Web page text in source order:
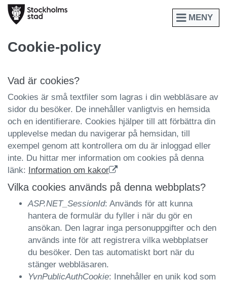
MENY
Cookie-policy
Vad är cookies?
Cookies är små textfiler som lagras i din webbläsare av
sidor du besöker. De innehåller vanligtvis en hemsida
och en identifierare. Cookies hjälper till att förbättra din
upplevelse medan du navigerar på hemsidan, till
exempel genom att kontrollera om du är inloggad eller
inte. Du hittar mer information om cookies på denna
länk: Information om kakor
Vilka cookies används på denna webbplats?
ASP.NET_SessionId: Används för att kunna
hantera de formulär du fyller i när du gör en
ansökan. Den lagrar inga personuppgifter och den
används inte för att registrera vilka webbplatser
du besöker. Den tas automatiskt bort när du
stänger webbläsaren.
YvnPublicAuthCookie: Innehåller en unik kod som